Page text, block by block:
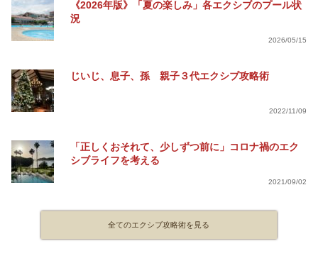
《2026年版》「夏の楽しみ」各エクシブのプール状
況
2026/05/15
じいじ、息子、孫 親子３代エクシブ攻略術
2022/11/09
「正しくおそれて、少しずつ前に」コロナ禍のエク
シブライフを考える
2021/09/02
全てのエクシブ攻略術を見る